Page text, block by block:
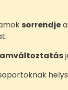
sorrendje